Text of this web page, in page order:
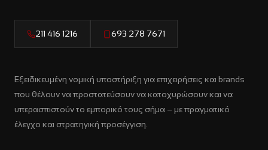
211 416 1216 693 278 7671
Εξειδικευμένη νομική υποστήριξη για επιχειρήσεις και brands
που θέλουν να προστατεύσουν να κατοχυρώσουν και να
υπερασπιστούν το εμπορικό τους σήμα – με πραγματικό
έλεγχο και στρατηγική προσέγγιση.